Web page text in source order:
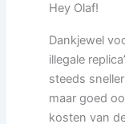
Hey Olaf!
Dankjewel
illegale
steeds
maar goed
kosten van